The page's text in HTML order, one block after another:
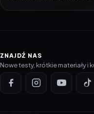
ZNAJDŹ NAS
Nowe testy, krótkie materiały i